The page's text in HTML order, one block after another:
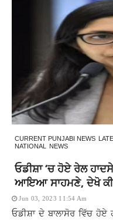
CURRENT PUNJABI NEWS
NATIONAL
NEWS
ਓਡੀਸ਼ਾ ‘ਚ ਹੋਏ ਰੇਲ
ਆਇਆ ਸਾਹਮਣੇ, ਦੇਖੋ ਕੀ
Jun 03, 2023 11:54 Am
ਓਡੀਸ਼ਾ ਦੇ ਬਾਲਾਸੋਰ ਵਿੱਚ